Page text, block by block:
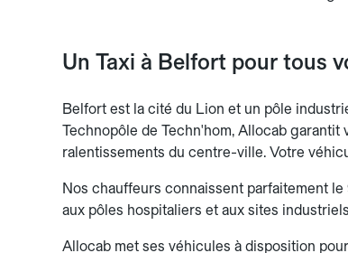
Un Taxi à Belfort pour tous
Belfort est la cité du Lion et un pôle
Technopôle de Techn'hom, Allocab
ralentissements du centre-ville. Votre
Nos chauffeurs connaissent parfaitement
aux pôles hospitaliers et aux sites
Allocab met ses véhicules à disposition